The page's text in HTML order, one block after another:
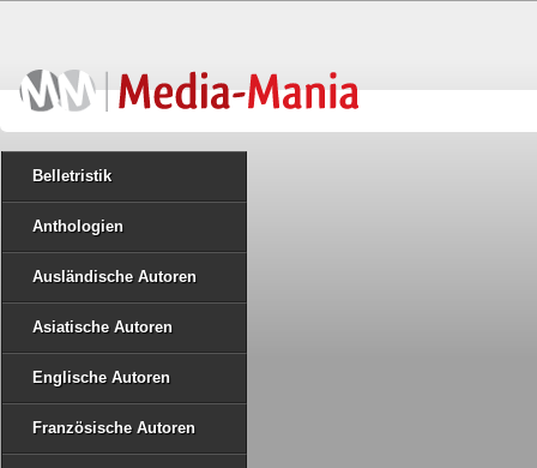
Belletristik
Anthologien
Ausländische Autoren
Asiatische Autoren
Englische Autoren
Französische Autoren